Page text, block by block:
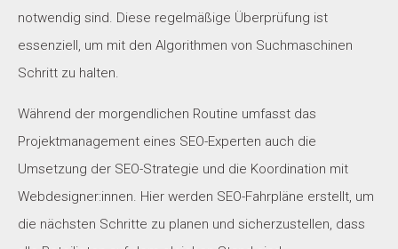
notwendig sind. Diese regelmäßige Überprüfung ist
essenziell, um mit den Algorithmen von Suchmaschinen
Schritt zu halten.
Während der morgendlichen Routine umfasst das
Projektmanagement eines SEO-Experten auch die
Umsetzung der SEO-Strategie und die Koordination mit
Webdesigner:innen. Hier werden SEO-Fahrpläne erstellt, um
die nächsten Schritte zu planen und sicherzustellen, dass